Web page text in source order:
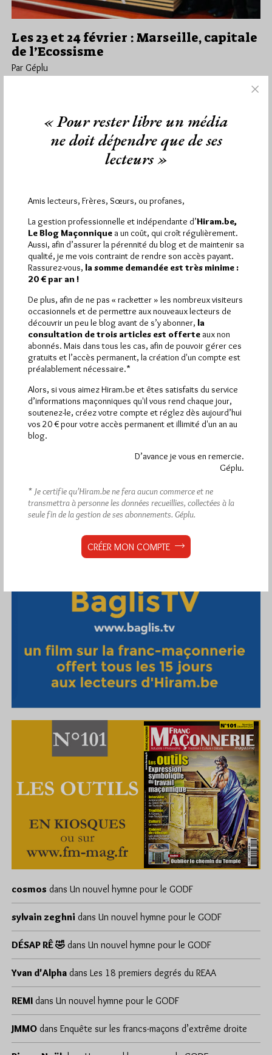
Les 23 et 24 février : Marseille, capitale
de l’Ecossisme
Par Géplu
Lu 13117 fois
doute le peut-il aussi davantage encore. Ce rite…
visiteset 3 133 pages ont été lues (Source :
Pirsch.io)
Plus d’informations
cosmos dans Un nouvel hymne pour le GODF
sylvain zeghni dans Un nouvel hymne pour le GODF
DÉSAP RÊ 🤣 dans Un nouvel hymne pour le GODF
Yvan d'Alpha dans Les 18 premiers degrés du REAA
REMI dans Un nouvel hymne pour le GODF
JMMO dans Enquête sur les francs-maçons d’extrême droite
« Pour rester libre un média
ne doit dépendre que de ses
lecteurs »
Amis lecteurs, Frères, Sœurs, ou profanes,
La gestion professionnelle et indépendante d’Hiram.be,
Le Blog Maçonnique a un coût, qui croît régulièrement.
Aussi, afin d’assurer la pérennité du blog et de maintenir sa
qualité, je me vois contraint de rendre son accès payant.
Rassurez-vous, la somme demandée est très minime :
20 € par an !
De plus, afin de ne pas « racketter » les nombreux visiteurs
occasionnels et de permettre aux nouveaux lecteurs de
découvrir un peu le blog avant de s’y abonner, la
consultation de trois articles est offerte aux non
abonnés. Mais dans tous les cas, afin de pouvoir gérer ces
gratuits et l’accès permanent, la création d'un compte est
préalablement nécessaire.*
Alors, si vous aimez Hiram.be et êtes satisfaits du service
d’informations maçonniques qu'il vous rend chaque jour,
soutenez-le, créez votre compte et réglez dès aujourd’hui
vos 20 € pour votre accès permanent et illimité d'un an au
blog.
D’avance je vous en remercie.
Géplu.
* Je certifie qu’Hiram.be ne fera aucun commerce et ne
transmettra à personne les données recueillies, collectées à la
seule fin de la gestion de ses abonnements. Géplu.
CRÉER MON COMPTE